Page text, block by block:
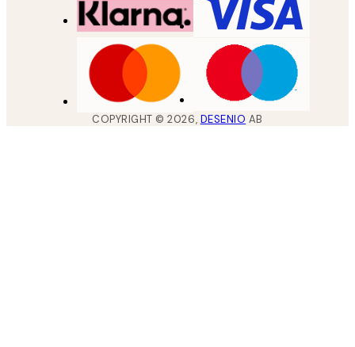
COPYRIGHT ©2026, DESENIO AB